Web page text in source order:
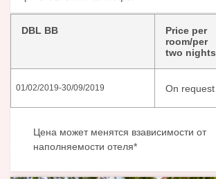
DBL BB
Price per
room/per
two nights
01/02/2019-30/09/2019 On request
Цена может менятся взависимости от
наполняемости отеля*